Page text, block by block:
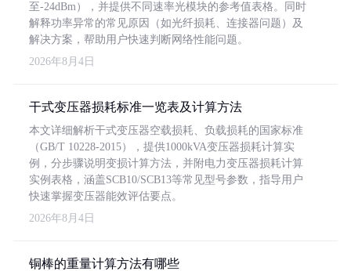
至-24dBm），并提供不同速率光模块的参考值表格。同时
解释功率异常的常见原因（如光纤损耗、连接器问题）及
解决方案，帮助用户快速判断网络性能问题。
2026年8月4日
干式变压器损耗标准一览表及计算方法
本文详细解析干式变压器空载损耗、负载损耗的国家标准
（GB/T 10228-2015），提供1000kVA变压器损耗计算实
例，分步骤说明变损计算方法，并附电力变压器损耗计算
实例表格，涵盖SCB10/SCB13等常见型号参数，指导用户
快速掌握变压器能效评估要点。
2026年8月4日
铜棒的重量计算方法有哪些